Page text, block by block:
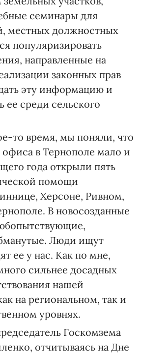
семинары для
местных должностных
популяризировать
направленные на
законных прав
эту информацию и
ее среди сельского
то время, мы поняли, что
офиса в Тернополе мало и
года открыли пять
помощи
Херсоне, Ривном,
В новосозданные
Люди ищут
ее у нас. Как по мне,
сильнее досадных
нашей
на региональном, так и
уровнях.
Госкомзема
отчитываясь на Дне